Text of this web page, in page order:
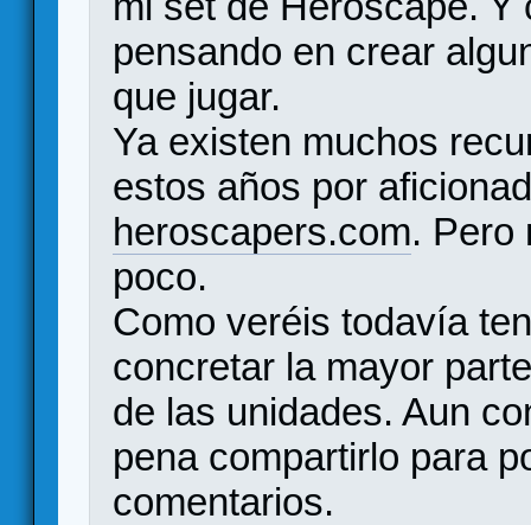
pensando en crear
que jugar.
Ya existen muchos
estos años por
heroscapers.com. Pero
poco.
Como veréis todavía
concretar la mayor
de las unidades. Aun
pena compartirlo para
comentarios.